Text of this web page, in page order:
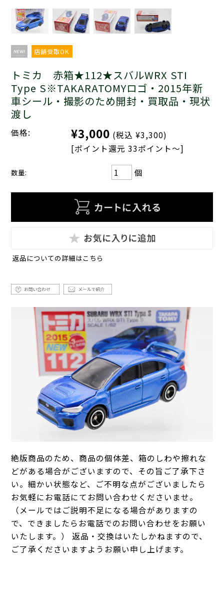
店舗受取OK
トミカ 赤箱★112★スバルWRX STI
Type S※TAKARATOMYロゴ・2015年新
車シール・撮影のため開封・買取品・現状
渡し
価格: ¥3,000 (税込 ¥3,300)
[ポイント還元 33ポイント～]
数量: 個
返品についての詳細はこちら
絶版商品のため、商品の個体差、箱のしわや擦れな
どがある場合がございますので、その旨ご了承下さ
い。細かい状態など、ご不明な点がございましたら
お気軽にお電話にてお問い合わせくださいませ。
（メールではご説明不足になる場合がありますの
で、できましたらお電話でのお問い合わせをお願い
いたします。） 返品・交換はいたしかねますので、
ご了承くださいますようお願い申し上げます。